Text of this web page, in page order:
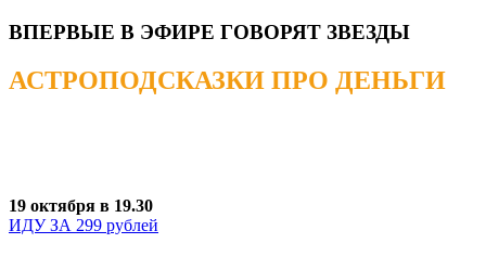
ВПЕРВЫЕ В ЭФИРЕ ГОВОРЯТ ЗВЕЗДЫ
АСТРОПОДСКАЗКИ ПРО ДЕНЬГИ
19 октября в 19.30
ИДУ ЗА 299 рублей